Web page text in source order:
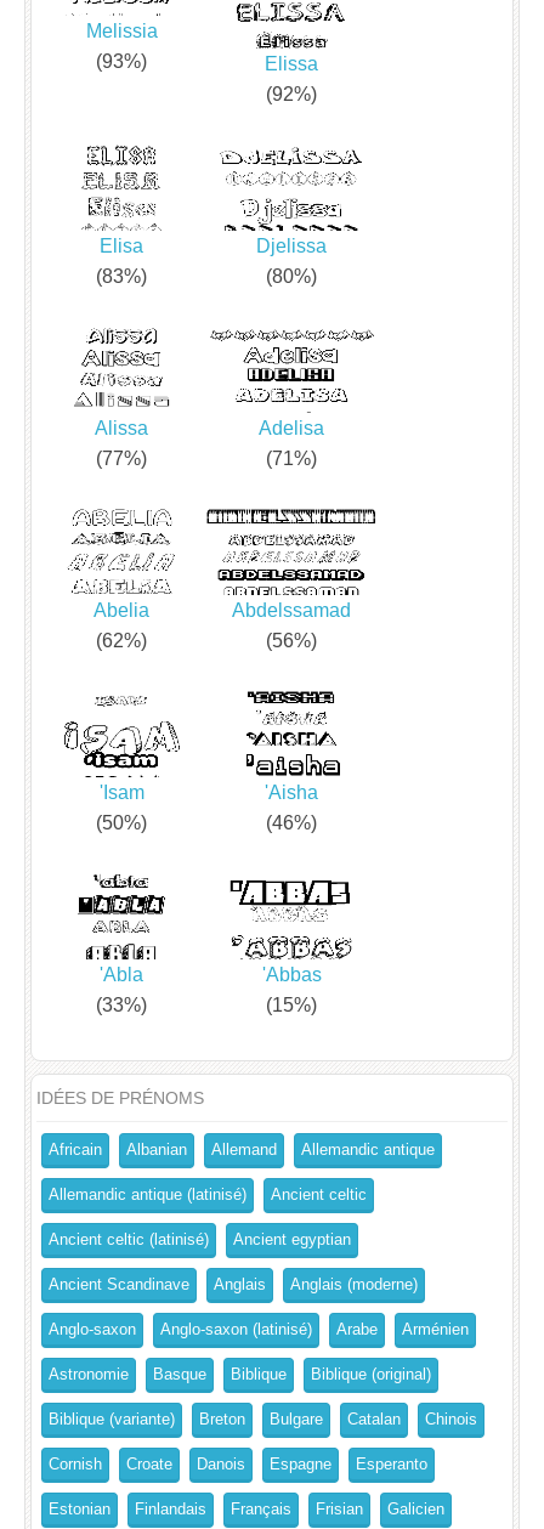
Melissia
(93%)
Elissa
(92%)
Elisa
(83%)
Djelissa
(80%)
Alissa
(77%)
Adelisa
(71%)
Abelia
(62%)
Abdelssamad
(56%)
'Isam
(50%)
'Aisha
(46%)
'Abla
(33%)
'Abbas
(15%)
IDÉES DE PRÉNOMS
Africain Albanian Allemand Allemandic antique
Allemandic antique (latinisé) Ancient celtic
Ancient celtic (latinisé) Ancient egyptian
Ancient Scandinave Anglais Anglais (moderne)
Anglo-saxon Anglo-saxon (latinisé) Arabe Arménien
Astronomie Basque Biblique Biblique (original)
Biblique (variante) Breton Bulgare Catalan Chinois
Cornish Croate Danois Espagne Esperanto
Estonian Finlandais Français Frisian Galicien